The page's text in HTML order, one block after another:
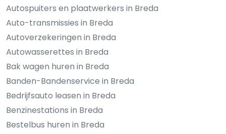
Autospuiters en plaatwerkers in Breda
Auto-transmissies in Breda
Autoverzekeringen in Breda
Autowasserettes in Breda
Bak wagen huren in Breda
Banden-Bandenservice in Breda
Bedrijfsauto leasen in Breda
Benzinestations in Breda
Bestelbus huren in Breda